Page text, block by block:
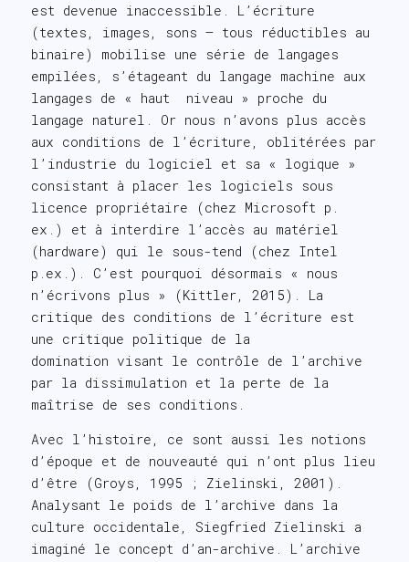
est devenue inaccessible. L’écriture
(textes, images, sons – tous réductibles au
binaire) mobilise une série de langages
empilées, s’étageant du langage machine aux
langages de « haut niveau » proche du
langage naturel. Or nous n’avons plus accès
aux conditions de l’écriture, oblitérées par
l’industrie du logiciel et sa « logique »
consistant à placer les logiciels sous
licence propriétaire (chez Microsoft p.
ex.) et à interdire l’accès au matériel
(hardware) qui le sous-tend (chez Intel
p.ex.). C’est pourquoi désormais « nous
n’écrivons plus » (Kittler, 2015). La
critique des conditions de l’écriture est
une critique politique de la
domination visant le contrôle de l’archive
par la dissimulation et la perte de la
maîtrise de ses conditions.
Avec l’histoire, ce sont aussi les notions
d’époque et de nouveauté qui n’ont plus lieu
d’être (Groys, 1995 ; Zielinski, 2001).
Analysant le poids de l’archive dans la
culture occidentale, Siegfried Zielinski a
imaginé le concept d’an-archive. L’archive